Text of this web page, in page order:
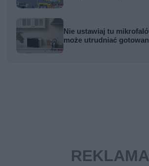
Nie ustawiaj tu
może utrudniać